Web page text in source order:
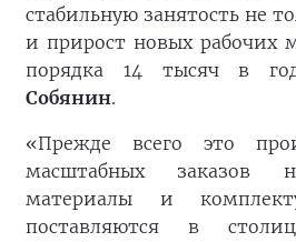
стабильную занятость не
и прирост новых рабочих
порядка 14 тысяч в
Собянин.
«Прежде всего это
масштабных заказов
материалы и
поставляются в